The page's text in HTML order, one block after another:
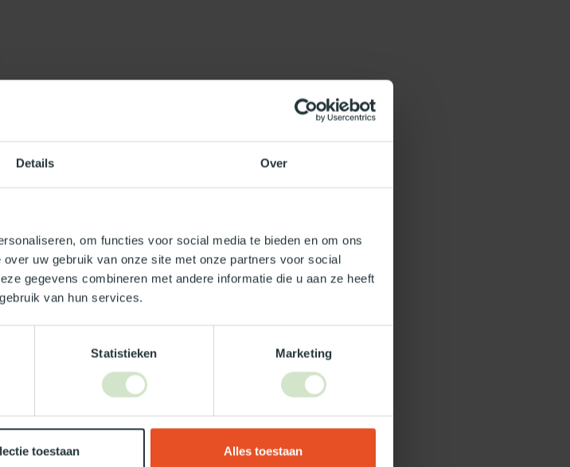
Details Over
om functies voor social media te bieden en om ons
uw gebruik van onze site met onze partners voor social
gegevens combineren met andere informatie die u aan ze heeft
van hun services.
Statistieken Marketing
toestaan Alles toestaan